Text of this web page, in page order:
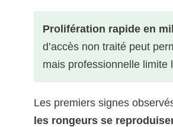
Prolifération rapide en
d’accès non traité peut
mais professionnelle limite
Les premiers signes
les rongeurs se